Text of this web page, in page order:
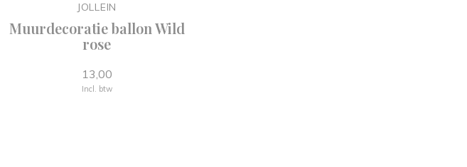
JOLLEIN
Muurdecoratie ballon Wild
rose
13,00
Incl. btw